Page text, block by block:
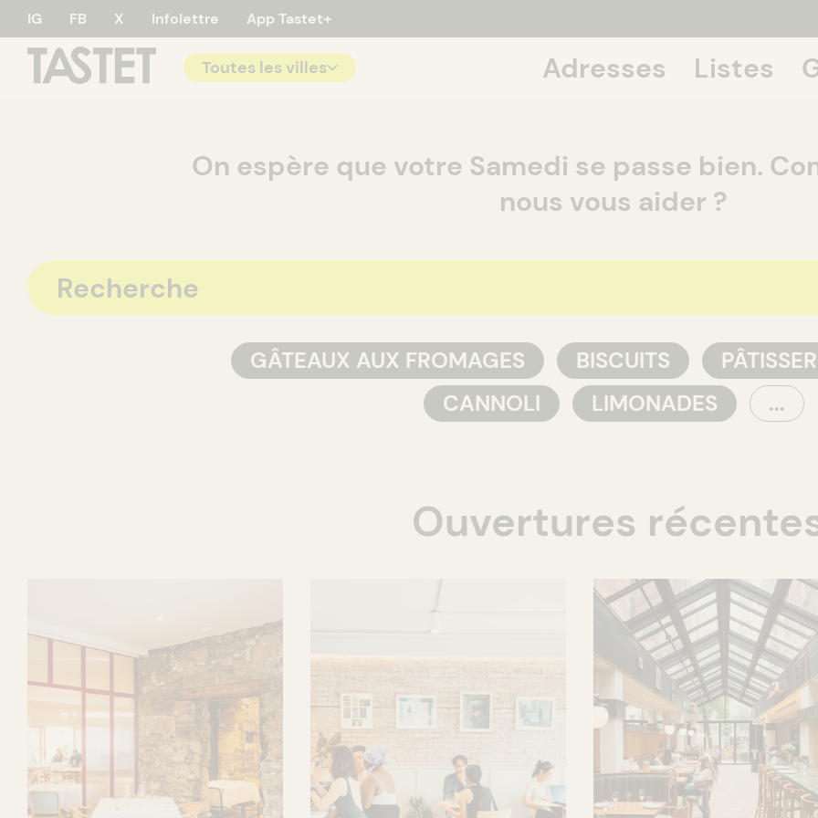
IG FB X Infolettre App Tastet+
Toutes les villes Adresses Listes
Tastet - If we
On espère que votre Samedi se passe bien.
nous vous aider ?
GÂTEAUX AUX FROMAGES BISCUITS
CANNOLI
LIMONADES ...
Ouvertures